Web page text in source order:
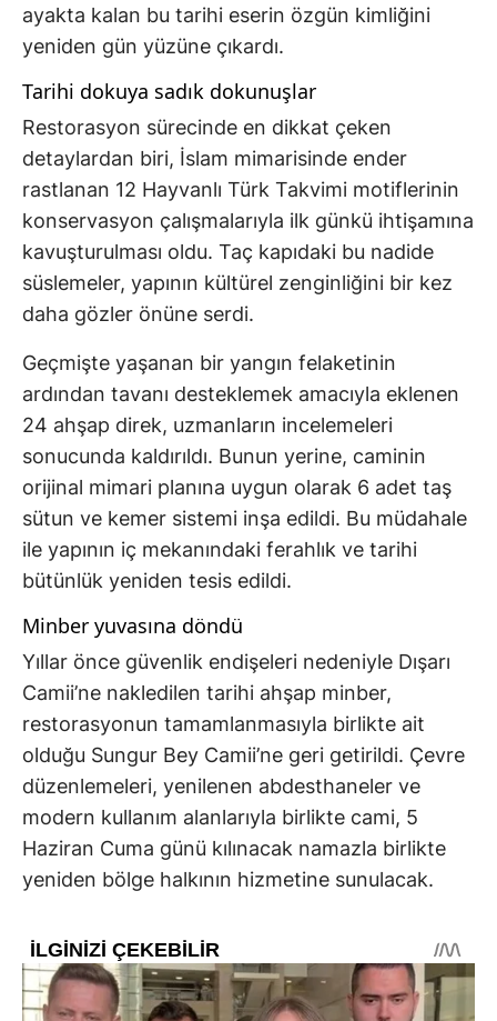
ayakta kalan bu tarihi eserin özgün kimliğini
yeniden gün yüzüne çıkardı.
Tarihi dokuya sadık dokunuşlar
Restorasyon sürecinde en dikkat çeken
detaylardan biri, İslam mimarisinde ender
rastlanan 12 Hayvanlı Türk Takvimi motiflerinin
konservasyon çalışmalarıyla ilk günkü ihtişamına
kavuşturulması oldu. Taç kapıdaki bu nadide
süslemeler, yapının kültürel zenginliğini bir kez
daha gözler önüne serdi.
Geçmişte yaşanan bir yangın felaketinin
ardından tavanı desteklemek amacıyla eklenen
24 ahşap direk, uzmanların incelemeleri
sonucunda kaldırıldı. Bunun yerine, caminin
orijinal mimari planına uygun olarak 6 adet taş
sütun ve kemer sistemi inşa edildi. Bu müdahale
ile yapının iç mekanındaki ferahlık ve tarihi
bütünlük yeniden tesis edildi.
Minber yuvasına döndü
Yıllar önce güvenlik endişeleri nedeniyle Dışarı
Camii’ne nakledilen tarihi ahşap minber,
restorasyonun tamamlanmasıyla birlikte ait
olduğu Sungur Bey Camii’ne geri getirildi. Çevre
düzenlemeleri, yenilenen abdesthaneler ve
modern kullanım alanlarıyla birlikte cami, 5
Haziran Cuma günü kılınacak namazla birlikte
yeniden bölge halkının hizmetine sunulacak.